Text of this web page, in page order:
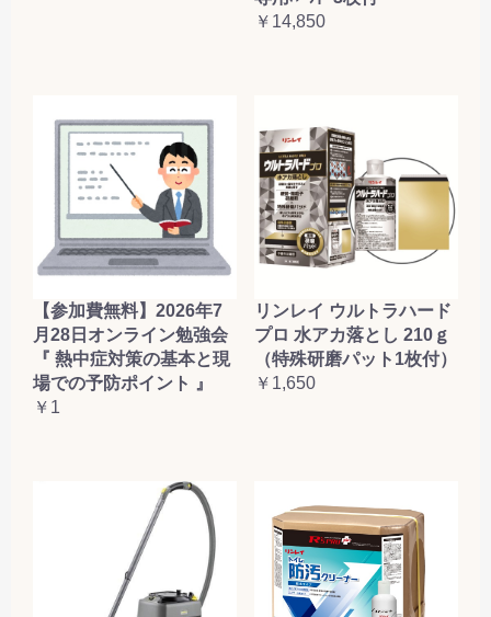
￥14,850
【参加費無料】2026年7
月28日オンライン勉強会
『 熱中症対策の基本と現
場での予防ポイント 』
￥1
リンレイ ウルトラハード
プロ 水アカ落とし 210ｇ
（特殊研磨パット1枚付）
￥1,650